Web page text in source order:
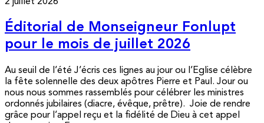
Éditorial de Monseigneur Fonlupt
pour le mois de juillet 2026
Au seuil de l’été J’écris ces lignes au jour ou l’Eglise célèbre
la fête solennelle des deux apôtres Pierre et Paul. Jour ou
nous nous sommes rassemblés pour célébrer les ministres
ordonnés jubilaires (diacre, évêque, prêtre). Joie de rendre
grâce pour l’appel reçu et la fidélité de Dieu à cet appel